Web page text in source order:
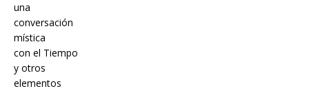
una
conversación
mística
con el Tiempo
y otros
elementos